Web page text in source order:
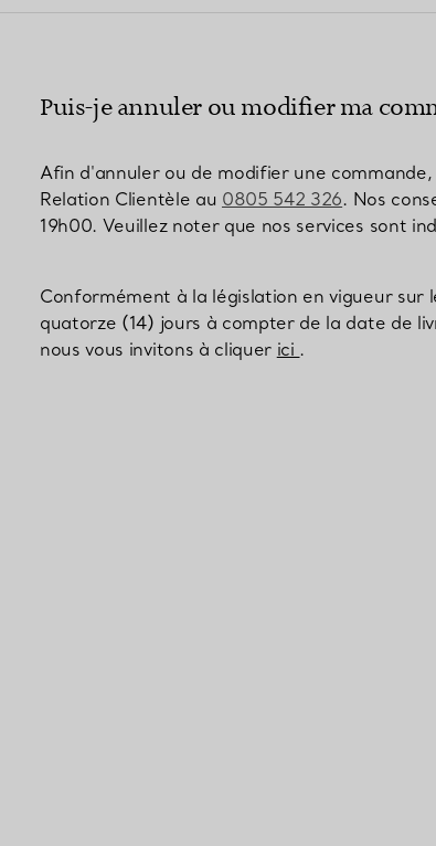
en diamants Tiffany.
Puis-je annuler ou modifier ma
Afin d'annuler ou de modifier une
Relation Clientèle au 0805 542 326. Nos
19h00. Veuillez noter que nos services sont
Conformément à la législation en vigueur sur
quatorze (14) jours à compter de la date de
nous vous invitons à cliquer ici .